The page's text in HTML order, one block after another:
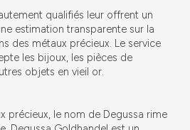
qualifiés leur offrent un
estimation transparente sur la
des métaux précieux. Le service
les bijoux, les pièces de
objets en vieil or.
précieux, le nom de Degussa rime